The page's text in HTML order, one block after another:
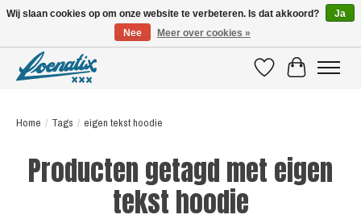
VerlanglijstWinkelwagen
Home / Tags / eigen tekst hoodie
Producten getagd met eigen
tekst hoodie
Wij slaan cookies op om onze website te verbeteren. Is dat akkoord?
Ja
Nee
Meer over cookies »